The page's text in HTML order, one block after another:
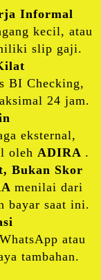
Informal
kecil, atau
slip gaji.
BI Checking,
24 jam.
eksternal,
oleh ADIRA .
Bukan Skor
menilai dari
bayar saat ini.
atau
tambahan.